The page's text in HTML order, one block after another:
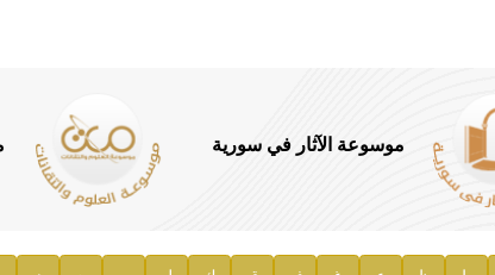
موسوعة الآثار في سورية